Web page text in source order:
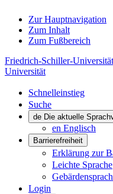
Zur Hauptnavigation
Zum Inhalt
Zum Fußbereich
Friedrich-Schiller-
Universität
Schnelleinstieg
Suche
de Die aktuelle
en Englisch
Barrierefreiheit
Erklärung zur
Leichte Sprache
Login